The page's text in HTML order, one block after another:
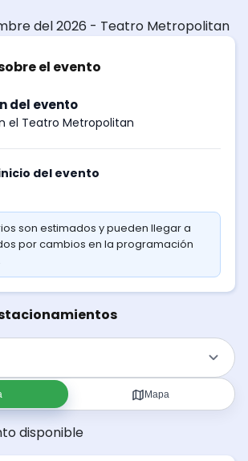
del 2026 - Teatro Metropolitan
el evento
del evento
el Teatro Metropolitan
del evento
son estimados y pueden llegar a
por cambios en la programación
Mapa
disponible